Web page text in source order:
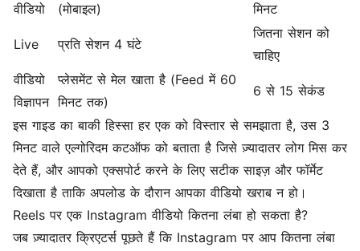
वीडियो
(मोबाइल)
मिनट
Live प्रति सेशन 4 घंटे
जितना सेशन को
चाहिए
वीडियो
विज्ञापन
प्लेसमेंट से मेल खाता है (Feed में 60
मिनट तक)
6 से 15 सेकंड
इस गाइड का बाकी हिस्सा हर एक को विस्तार से समझाता है, उस 3
मिनट वाले एल्गोरिदम कटऑफ को बताता है जिसे ज़्यादातर लोग मिस कर
देते हैं, और आपको एक्सपोर्ट करने के लिए सटीक साइज़ और फॉर्मेट
दिखाता है ताकि अपलोड के दौरान आपका वीडियो खराब न हो।
Reels पर एक Instagram वीडियो कितना लंबा हो सकता है?
जब ज़्यादातर क्रिएटर्स पूछते हैं कि Instagram पर आप कितना लंबा